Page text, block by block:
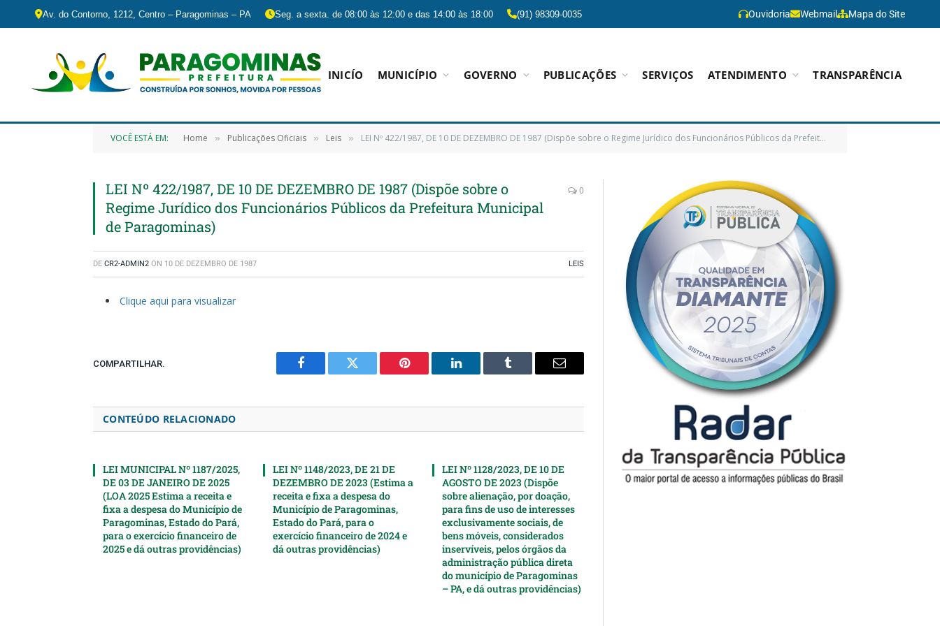
Av. do Contorno, 1212, Centro – Paragominas – PA Seg. a sexta. de 08:00 às 12:00 e das 14:00 às 18:00 (91) 98309-0035 Ouvidoria Webmail Mapa do Site
INICÍO MUNICÍPIO GOVERNO PUBLICAÇÕES SERVIÇOS ATENDIMENTO TRANSPARÊNCIA
VOCÊ ESTÁ EM: Home » Publicações Oficiais » Leis » LEI Nº 422/1987, DE 10 DE DEZEMBRO DE 1987 (Dispõe sobre o Regime Jurídico dos Funcionários Públicos da Prefeitura Municipal de Paragominas)
LEI Nº 422/1987, DE 10 DE DEZEMBRO DE 1987 (Dispõe sobre o
Regime Jurídico dos Funcionários Públicos da Prefeitura Municipal
de Paragominas)
0
DE CR2-ADMIN2 ON 10 DE DEZEMBRO DE 1987 LEIS
Clique aqui para visualizar
COMPARTILHAR.
Facebook Twitter Pinterest LinkedIn Tumblr Email
CONTEÚDO RELACIONADO
LEI MUNICIPAL Nº 1187/2025,
DE 03 DE JANEIRO DE 2025
(LOA 2025 Estima a receita e
fixa a despesa do Município de
Paragominas, Estado do Pará,
para o exercício financeiro de
2025 e dá outras providências)
LEI Nº 1148/2023, DE 21 DE
DEZEMBRO DE 2023 (Estima a
receita e fixa a despesa do
Município de Paragominas,
Estado do Pará, para o
exercício financeiro de 2024 e
dá outras providências)
LEI Nº 1128/2023, DE 10 DE
AGOSTO DE 2023 (Dispõe
sobre alienação, por doação,
para fins de uso de interesses
exclusivamente sociais, de
bens móveis, considerados
inservíveis, pelos órgãos da
administração pública direta
do município de Paragominas
– PA, e dá outras providências)